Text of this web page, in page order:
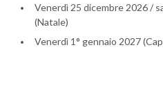
Venerdì 25 dicembre 2026 /
(Natale)
Venerdì 1° gennaio 2027